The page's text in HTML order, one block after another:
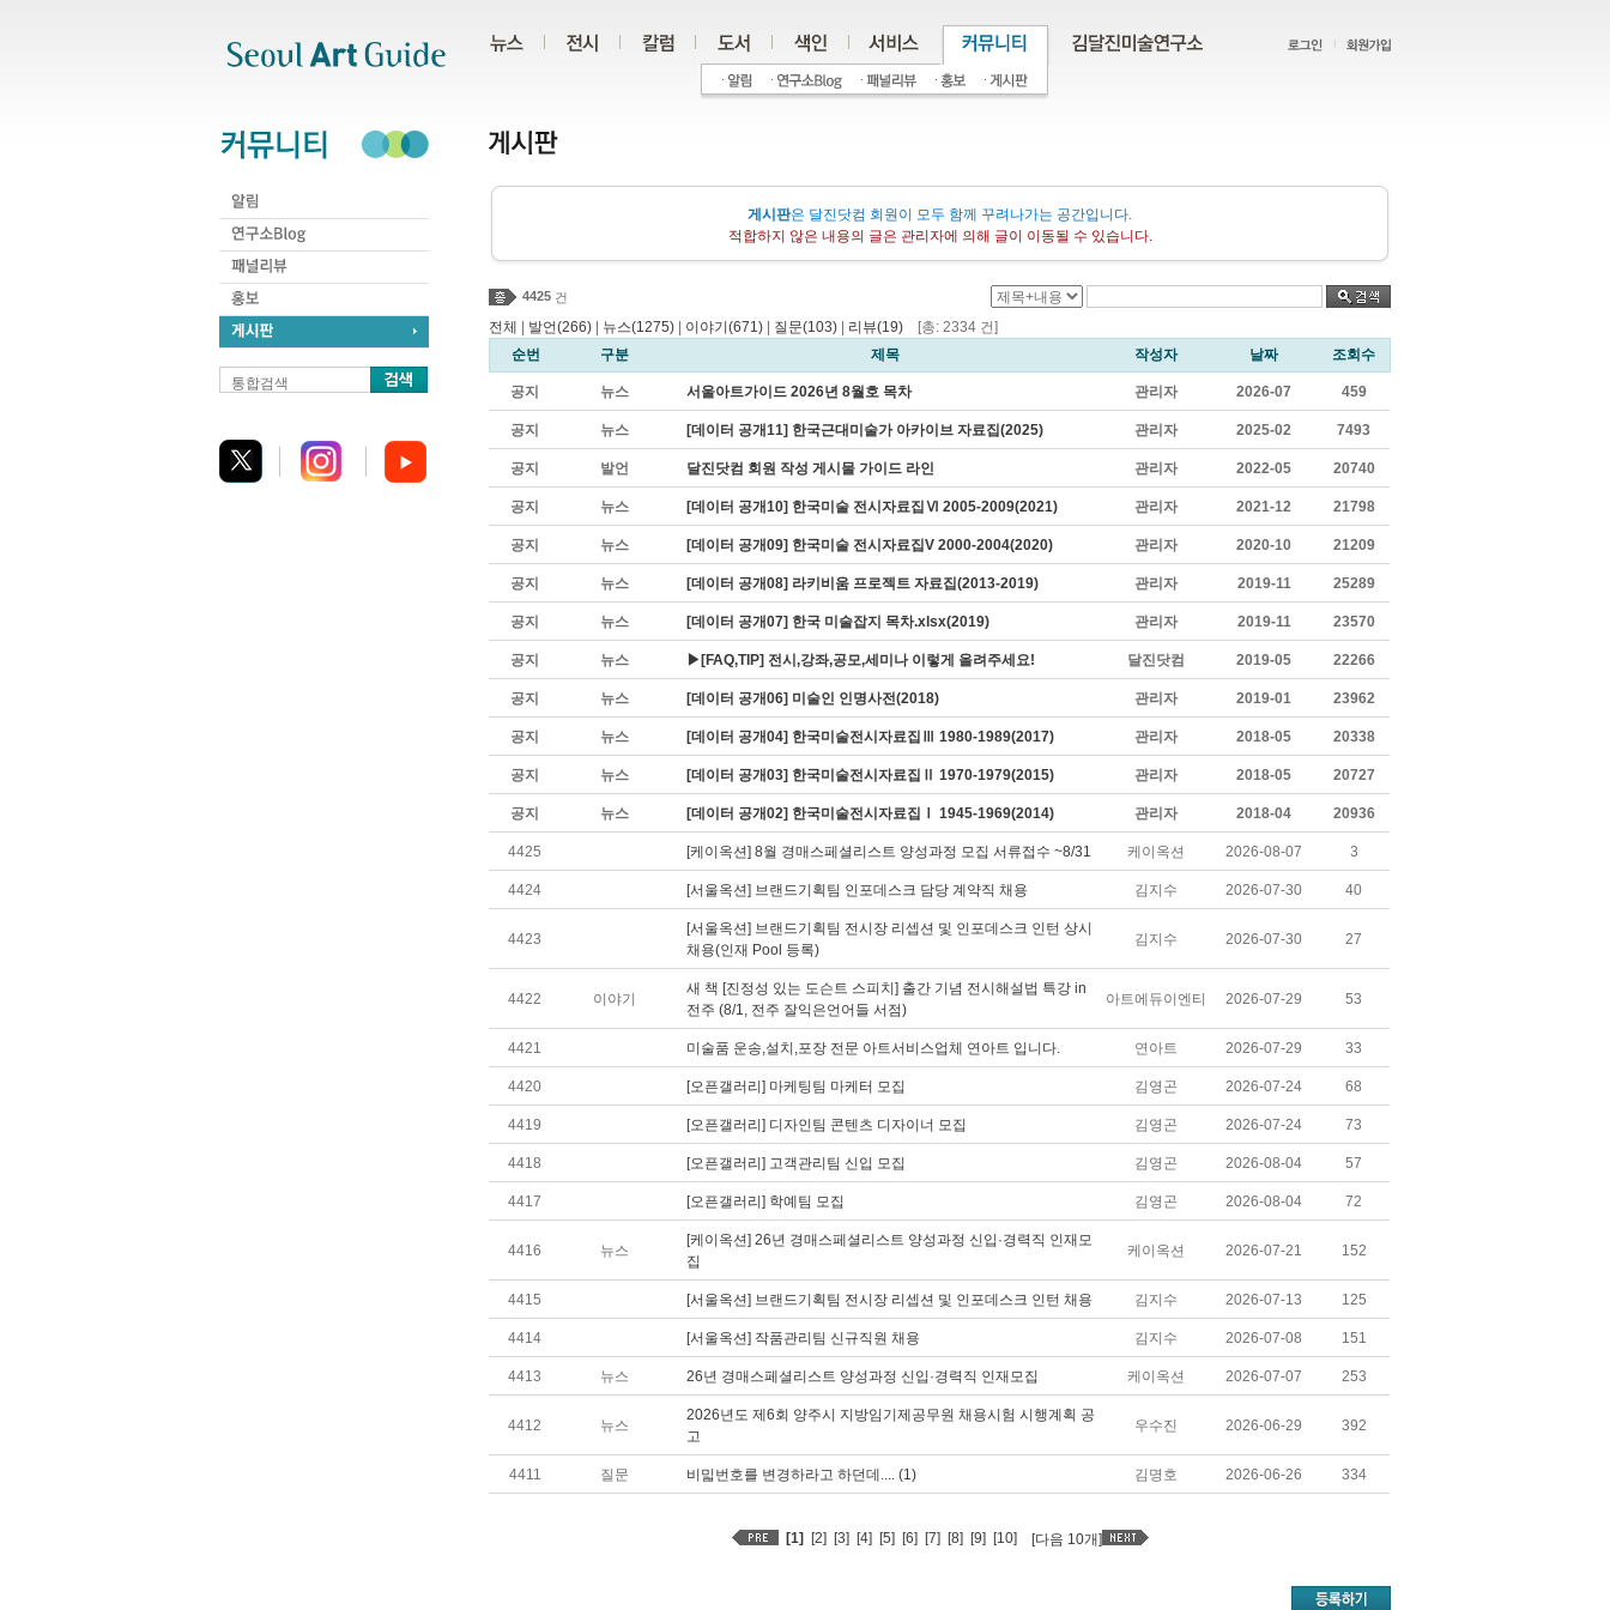
통합검색
게시판은 달진닷컴 회원이 모두 함께 꾸려나가는 공간입니다.
적합하지 않은 내용의 글은 관리자에 의해 글이 이동될 수 있습니다.
4425 건
전체 발언(266) 뉴스(1275) 이야기(671) 질문(103) 리뷰(19) [총: 2334 건]
순번
구분 제목 작성자 날짜 조회수
공지 뉴스 서울아트가이드 2026년 8월호 목차 관리자 2026-07 459
공지 뉴스 [데이터 공개11] 한국근대미술가 아카이브 자료집(2025) 관리자 2025-02 7493
공지 발언 달진닷컴 회원 작성 게시물 가이드 라인 관리자 2022-05 20740
공지 뉴스 [데이터 공개10] 한국미술 전시자료집Ⅵ 2005-2009(2021) 관리자 2021-12 21798
공지 뉴스 [데이터 공개09] 한국미술 전시자료집V 2000-2004(2020) 관리자 2020-10 21209
공지 뉴스 [데이터 공개08] 라키비움 프로젝트 자료집(2013-2019) 관리자 2019-11 25289
공지 뉴스 [데이터 공개07] 한국 미술잡지 목차.xlsx(2019) 관리자 2019-11 23570
공지 뉴스 ▶[FAQ,TIP] 전시,강좌,공모,세미나 이렇게 올려주세요! 달진닷컴 2019-05 22266
공지 뉴스 [데이터 공개06] 미술인 인명사전(2018) 관리자 2019-01 23962
공지 뉴스 [데이터 공개04] 한국미술전시자료집Ⅲ 1980-1989(2017) 관리자 2018-05 20338
공지 뉴스 [데이터 공개03] 한국미술전시자료집Ⅱ 1970-1979(2015) 관리자 2018-05 20727
공지 뉴스 [데이터 공개02] 한국미술전시자료집Ⅰ 1945-1969(2014) 관리자 2018-04 20936
4425 [케이옥션] 8월 경매스페셜리스트 양성과정 모집 서류접수 ~8/31 케이옥션 2026-08-07 3
4424 [서울옥션] 브랜드기획팀 인포데스크 담당 계약직 채용 김지수 2026-07-30 40
4423
[서울옥션] 브랜드기획팀 전시장 리셉션 및 인포데스크 인턴 상시
채용(인재 Pool 등록)
김지수 2026-07-30 27
4422 이야기
새 책 [진정성 있는 도슨트 스피치] 출간 기념 전시해설법 특강 in
전주 (8/1, 전주 잘익은언어들 서점)
아트에듀이엔티 2026-07-29 53
4421 미술품 운송,설치,포장 전문 아트서비스업체 연아트 입니다. 연아트 2026-07-29 33
4420 [오픈갤러리] 마케팅팀 마케터 모집 김영곤 2026-07-24 68
4419 [오픈갤러리] 디자인팀 콘텐츠 디자이너 모집 김영곤 2026-07-24 73
4418 [오픈갤러리] 고객관리팀 신입 모집 김영곤 2026-08-04 57
4417 [오픈갤러리] 학예팀 모집 김영곤 2026-08-04 72
4416 뉴스
[케이옥션] 26년 경매스페셜리스트 양성과정 신입·경력직 인재모
집
케이옥션 2026-07-21 152
4415 [서울옥션] 브랜드기획팀 전시장 리셉션 및 인포데스크 인턴 채용 김지수 2026-07-13 125
4414 [서울옥션] 작품관리팀 신규직원 채용 김지수 2026-07-08 151
4413 뉴스 26년 경매스페셜리스트 양성과정 신입·경력직 인재모집 케이옥션 2026-07-07 253
4412 뉴스
2026년도 제6회 양주시 지방임기제공무원 채용시험 시행계획 공
고
우수진 2026-06-29 392
4411 질문 비밃번호를 변경하라고 하던데.... (1) 김명호 2026-06-26 334
[1] [2] [3] [4] [5] [6] [7] [8] [9] [10] [다음 10개]